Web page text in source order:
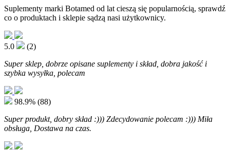
Suplementy marki Botamed od lat cieszą się popularnością, sprawdź
co o produktach i sklepie sądzą nasi użytkownicy.
5.0
(2)
Super sklep, dobrze opisane suplementy i skład, dobra jakość i
szybka wysyłka, polecam
98.9% (88)
Super produkt, dobry skład :))) Zdecydowanie polecam :))) Miła
obsługa, Dostawa na czas.